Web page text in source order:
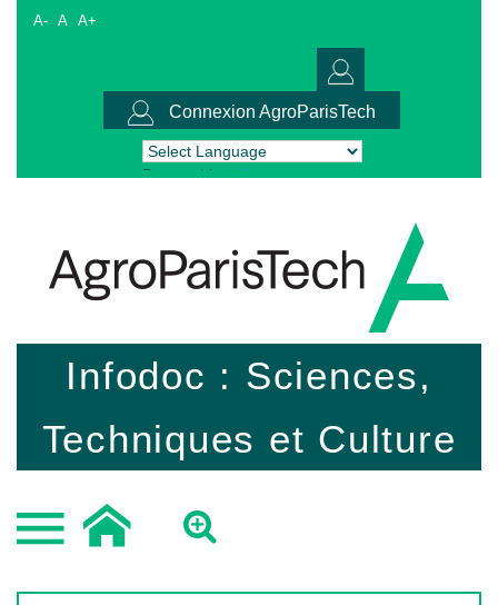
A- A A+
Connexion AgroParisTech
Powered by Translate
Infodoc : Sciences,
Techniques et Culture